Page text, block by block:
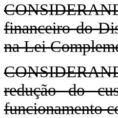
financeiro do
na Lei
redução do
funcionamento